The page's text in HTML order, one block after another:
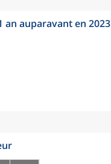
an auparavant en 2023